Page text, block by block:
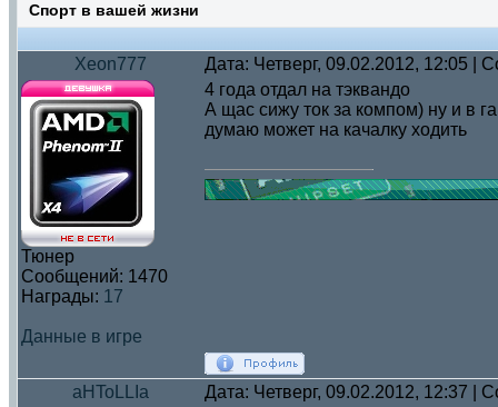
Спорт в вашей жизни
Xeon777 Дата: Четверг, 09.02.2012, 12:05 |
Тюнер
Сообщений: 1470
Награды: 17
Данные в игре
4 года отдал на тэквандо
А щас сижу ток за компом) ну и в
думаю может на качалку ходить
aHToLLIa Дата: Четверг, 09.02.2012, 12:37 |